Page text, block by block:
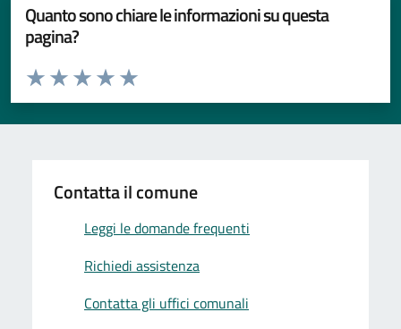
Quanto sono chiare le informazioni su questa
pagina?
Valuta da 1 a 5 stelle la pagina
Valuta 5 stelle su 5
Valuta 4 stelle su 5
Valuta 3 stelle su 5
Valuta 2 stelle su 5
Valuta 1 stelle su 5
Contatta il comune
Leggi le domande frequenti
Richiedi assistenza
Contatta gli uffici comunali